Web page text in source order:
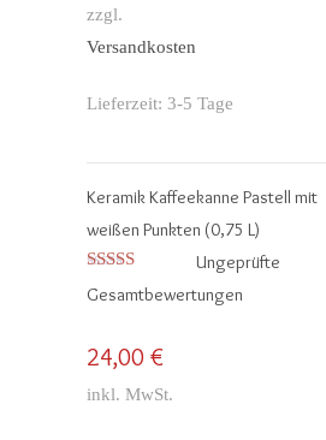
zzgl.
Versandkosten
Lieferzeit: 3-5 Tage
Keramik Kaffeekanne Pastell mit
weißen Punkten (0,75 L)
Bewertet mit
5.00von 5
Ungeprüfte
Gesamtbewertungen
24,00 €
inkl. MwSt.